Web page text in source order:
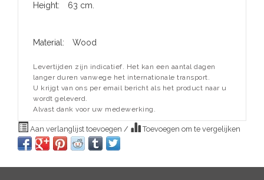
Height:
63 cm.
Material: Wood
Levertijden zijn indicatief. Het kan een aantal dagen
langer duren vanwege het internationale transport.
U krijgt van ons per email bericht als het product naar u
wordt geleverd.
Alvast dank voor uw medewerking.
Aan verlanglijst toevoegen / Toevoegen om te vergelijken